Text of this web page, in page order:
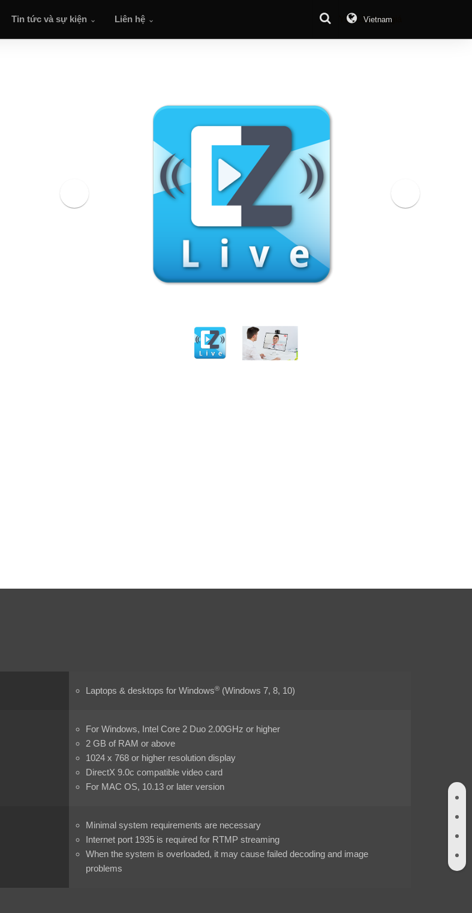
Tin tức và sự kiện Liên hệ Vietnam
Yêu cầu báo giá
Laptops & desktops for Windows® (Windows 7, 8, 10)
For Windows, Intel Core 2 Duo 2.00GHz or higher
2 GB of RAM or above
1024 x 768 or higher resolution display
DirectX 9.0c compatible video card
For MAC OS, 10.13 or later version
Minimal system requirements are necessary
Internet port 1935 is required for RTMP streaming
When the system is overloaded, it may cause failed decoding and image
problems